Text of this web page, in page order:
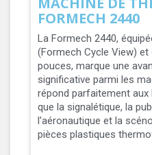
FORMECH 2440
La Formech 2440,
(Formech Cycle View)
pouces, marque une
significative parmi les
répond parfaitement
que la signalétique, la
l'aéronautique et la
pièces plastiques